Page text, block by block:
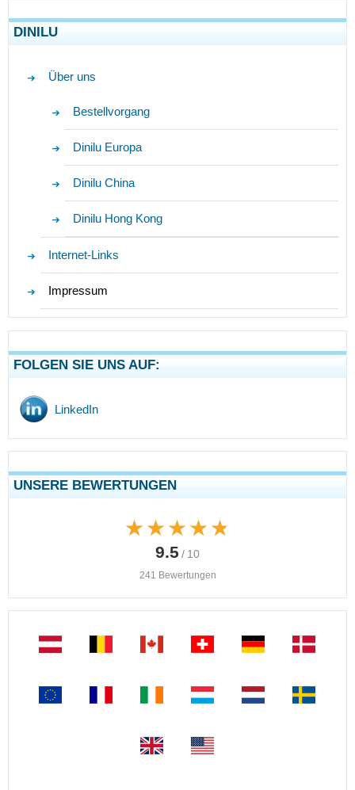
DINILU
Über uns
Bestellvorgang
Dinilu Europa
Dinilu China
Dinilu Hong Kong
Internet-Links
Impressum
FOLGEN SIE UNS AUF:
LinkedIn
UNSERE BEWERTUNGEN
★★★★★
★★★★★
9.5 / 10
241 Bewertungen